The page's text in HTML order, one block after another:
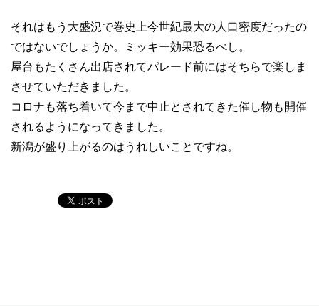
それはもう大盛況で巻史上今世紀最大の人口密度だったの
ではないでしょうか。ミッキー効果恐るべし。
屋台もたくさん出店されてパレード前にはそちらで楽しま
させていただきました。
コロナも落ち着いて今まで中止とされてきた催し物も開催
されるようになってきました。
新潟が盛り上がるのはうれしいことですね。